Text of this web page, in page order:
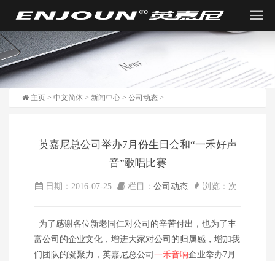
主页 > 中文简体 > 新闻中心 > 公司动态 >
英嘉尼总公司举办7月份生日会和“一禾好声
音”歌唱比赛
日期：2016-07-25 栏目： 公司动态 浏览： 次
为了感谢各位新老同仁对公司的辛苦付出，也为了丰
富公司的企业文化，增进大家对公司的归属感，增加我
们团队的凝聚力，英嘉尼总公司 一禾音响企业举办7月